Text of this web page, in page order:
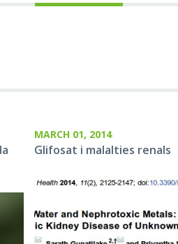
MARCH 01, 2014
Glifosat i malalties renals